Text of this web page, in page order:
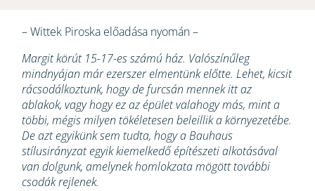
– Wittek Piroska előadása nyomán –
Margit körút 15-17-es számú ház. Valószínűleg
mindnyájan már ezerszer elmentünk előtte. Lehet, kicsit
rácsodálkoztunk, hogy de furcsán mennek itt az
ablakok, vagy hogy ez az épület valahogy más, mint a
többi, mégis milyen tökéletesen beleillik a környezetébe.
De azt egyikünk sem tudta, hogy a Bauhaus
stílusirányzat egyik kiemelkedő építészeti alkotásával
van dolgunk, amelynek homlokzata mögött további
csodák rejlenek.